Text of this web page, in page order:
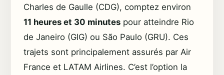
Charles de Gaulle (CDG), comptez environ
11 heures et 30 minutes pour atteindre Rio
de Janeiro (GIG) ou São Paulo (GRU). Ces
trajets sont principalement assurés par Air
France et LATAM Airlines. C’est l’option la